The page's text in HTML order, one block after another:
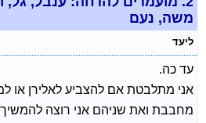
משה, נעם
ליעד
עד כה.
אני מתלבטת אם להצביע לאלירן או
מחבבת ואת שניהם אני רוצה